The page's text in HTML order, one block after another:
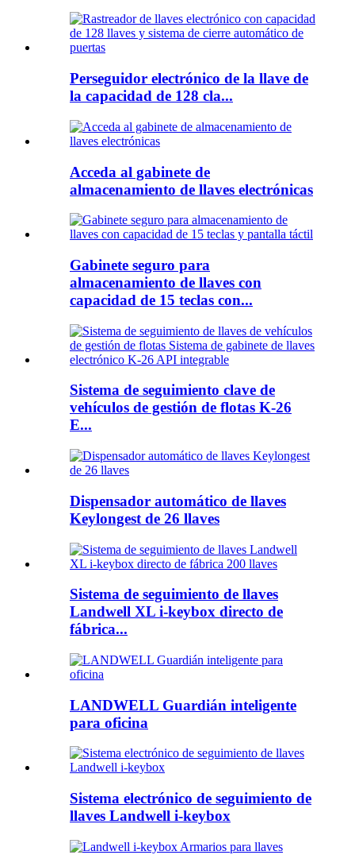
Perseguidor electrónico de la llave de
la capacidad de 128 cla...
Acceda al gabinete de
almacenamiento de llaves electrónicas
Gabinete seguro para
almacenamiento de llaves con
capacidad de 15 teclas con...
Sistema de seguimiento clave de
vehículos de gestión de flotas K-26
E...
Dispensador automático de llaves
Keylongest de 26 llaves
Sistema de seguimiento de llaves
Landwell XL i-keybox directo de
fábrica...
LANDWELL Guardián inteligente
para oficina
Sistema electrónico de seguimiento de
llaves Landwell i-keybox